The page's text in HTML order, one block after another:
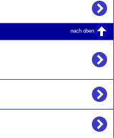
nach oben